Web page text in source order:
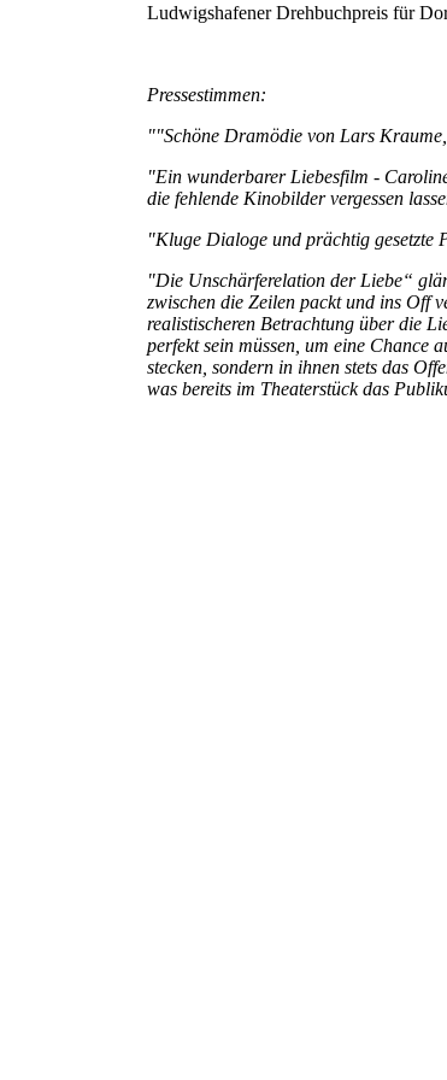
Ludwigshafener Drehbuchpreis für
Pressestimmen:
""Schöne Dramödie von Lars
"Ein wunderbarer Liebesfilm -
die fehlende Kinobilder vergessen
"Kluge Dialoge und prächtig gesetzte
"Die Unschärferelation der Liebe“
zwischen die Zeilen packt und ins Off
realistischeren Betrachtung über die
perfekt sein müssen, um eine Chance
stecken, sondern in ihnen stets das
was bereits im Theaterstück das